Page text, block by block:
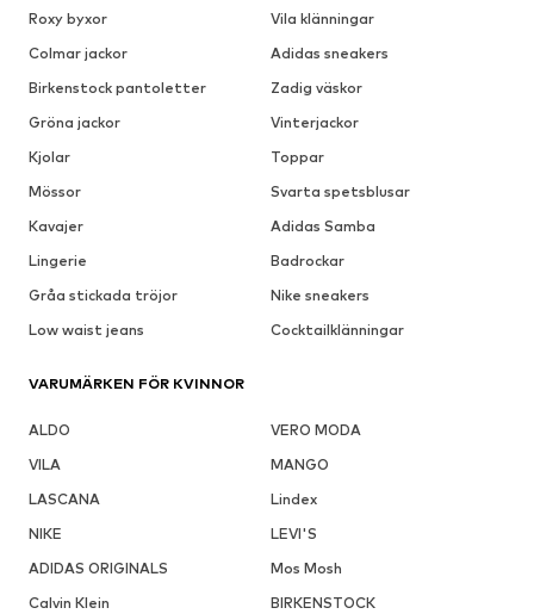
Roxy byxor
Vila klänningar
Colmar jackor
Adidas sneakers
Birkenstock pantoletter
Zadig väskor
Gröna jackor
Vinterjackor
Kjolar
Toppar
Mössor
Svarta spetsblusar
Kavajer
Adidas Samba
Lingerie
Badrockar
Gråa stickada tröjor
Nike sneakers
Low waist jeans
Cocktailklänningar
VARUMÄRKEN FÖR KVINNOR
ALDO
VERO MODA
VILA
MANGO
LASCANA
Lindex
NIKE
LEVI'S
ADIDAS ORIGINALS
Mos Mosh
Calvin Klein
BIRKENSTOCK